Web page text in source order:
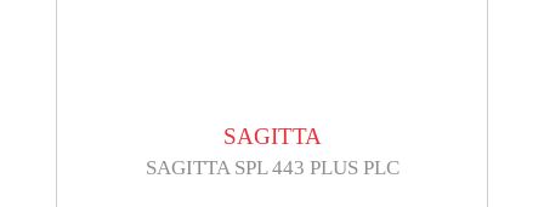
SAGITTA
SAGITTA SPL 443 PLUS PLC